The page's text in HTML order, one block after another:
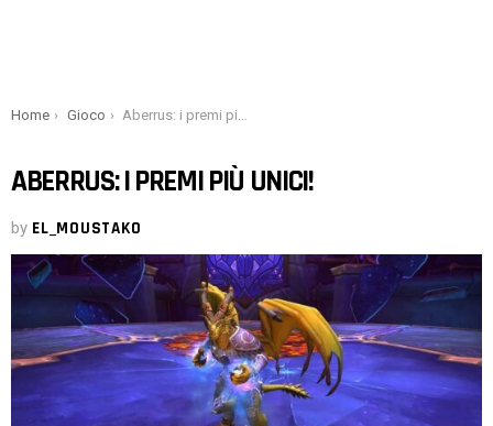
You are here:
Home Gioco Aberrus: i premi più unici!
ABERRUS: I PREMI PIÙ UNICI!
by EL_MOUSTAKO